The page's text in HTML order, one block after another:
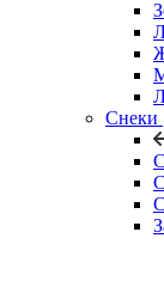
Снеки